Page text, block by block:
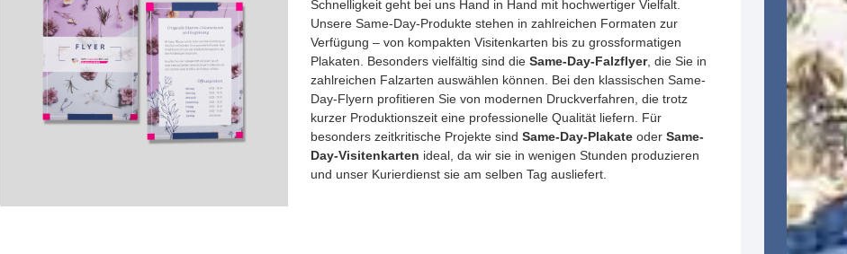
Schnelligkeit geht bei uns Hand in Hand mit hochwertiger Vielfalt.
Unsere Same-Day-Produkte stehen in zahlreichen Formaten zur
Verfügung – von kompakten Visitenkarten bis zu grossformatigen
Plakaten. Besonders vielfältig sind die Same-Day-Falzflyer, die Sie in
zahlreichen Falzarten auswählen können. Bei den klassischen Same-
Day-Flyern profitieren Sie von modernen Druckverfahren, die trotz
kurzer Produktionszeit eine professionelle Qualität liefern. Für
besonders zeitkritische Projekte sind Same-Day-Plakate oder Same-
Day-Visitenkarten ideal, da wir sie in wenigen Stunden produzieren
und unser Kurierdienst sie am selben Tag ausliefert.